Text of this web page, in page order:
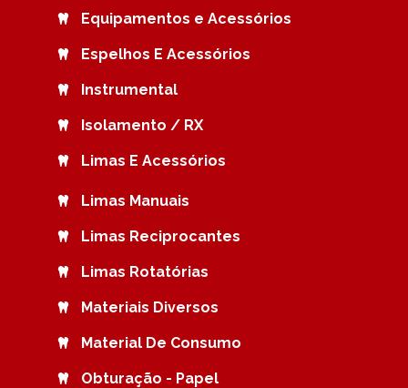
Equipamentos e Acessórios
Espelhos E Acessórios
Instrumental
Isolamento / RX
Limas E Acessórios
Limas Manuais
Limas Reciprocantes
Limas Rotatórias
Materiais Diversos
Material De Consumo
Obturação - Papel